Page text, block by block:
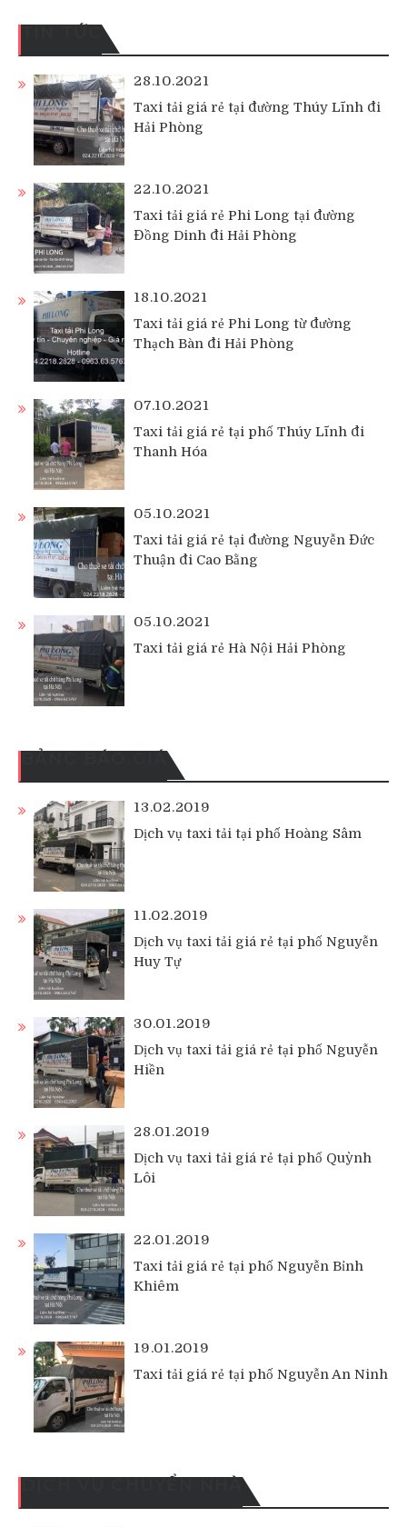
TIN TỨC
28.10.2021
Taxi tải giá rẻ tại đường Thúy Lĩnh đi
Hải Phòng
22.10.2021
Taxi tải giá rẻ Phi Long tại đường
Đồng Dinh đi Hải Phòng
18.10.2021
Taxi tải giá rẻ Phi Long từ đường
Thạch Bàn đi Hải Phòng
07.10.2021
Taxi tải giá rẻ tại phố Thúy Lĩnh đi
Thanh Hóa
05.10.2021
Taxi tải giá rẻ tại đường Nguyễn Đức
Thuận đi Cao Bằng
05.10.2021
Taxi tải giá rẻ Hà Nội Hải Phòng
BẢNG BÁO GIÁ
13.02.2019
Dịch vụ taxi tải tại phố Hoàng Sâm
11.02.2019
Dịch vụ taxi tải giá rẻ tại phố Nguyễn
Huy Tự
30.01.2019
Dịch vụ taxi tải giá rẻ tại phố Nguyễn
Hiền
28.01.2019
Dịch vụ taxi tải giá rẻ tại phố Quỳnh
Lôi
22.01.2019
Taxi tải giá rẻ tại phố Nguyễn Bỉnh
Khiêm
19.01.2019
Taxi tải giá rẻ tại phố Nguyễn An Ninh
DỊCH VỤ CHUYỂN NHÀ